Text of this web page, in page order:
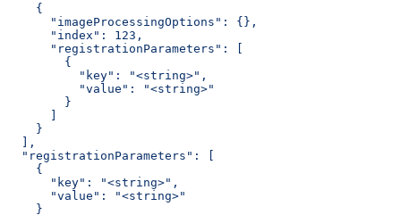
    {
      "imageProcessingOptions": {},
      "index": 123,
      "registrationParameters": [
        {
          "key": "<string>",
          "value": "<string>"
        }
    }
  ],
  "registrationParameters": [
    {
      "key": "<string>",
      "value": "<string>"
    }